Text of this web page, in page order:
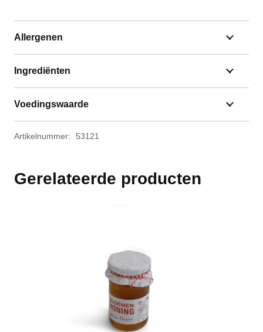
Allergenen
Ingrediënten
Voedingswaarde
Artikelnummer: 53121
Gerelateerde producten